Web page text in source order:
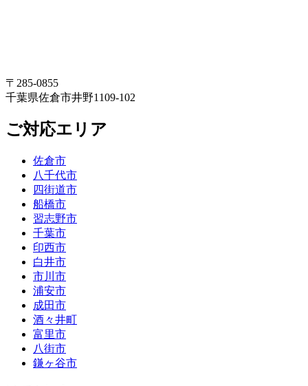
〒285-0855
千葉県佐倉市井野1109-102
ご対応エリア
佐倉市
八千代市
四街道市
船橋市
習志野市
千葉市
印西市
白井市
市川市
浦安市
成田市
酒々井町
富里市
八街市
鎌ヶ谷市